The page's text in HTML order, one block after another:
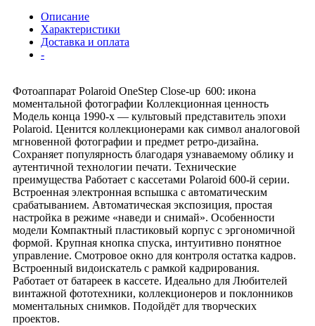
Описание
Характеристики
Доставка и оплата
-
Фотоаппарат Polaroid OneStep Close‑up 600: икона
моментальной фотографии Коллекционная ценность
Модель конца 1990‑х — культовый представитель эпохи
Polaroid. Ценится коллекционерами как символ аналоговой
мгновенной фотографии и предмет ретро‑дизайна.
Сохраняет популярность благодаря узнаваемому облику и
аутентичной технологии печати. Технические
преимущества Работает с кассетами Polaroid 600‑й серии.
Встроенная электронная вспышка с автоматическим
срабатыванием. Автоматическая экспозиция, простая
настройка в режиме «наведи и снимай». Особенности
модели Компактный пластиковый корпус с эргономичной
формой. Крупная кнопка спуска, интуитивно понятное
управление. Смотровое окно для контроля остатка кадров.
Встроенный видоискатель с рамкой кадрирования.
Работает от батареек в кассете. Идеально для Любителей
винтажной фототехники, коллекционеров и поклонников
моментальных снимков. Подойдёт для творческих
проектов.